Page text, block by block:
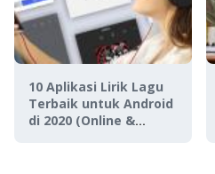
10 Aplikasi Lirik Lagu
Terbaik untuk Android
di 2020 (Online &